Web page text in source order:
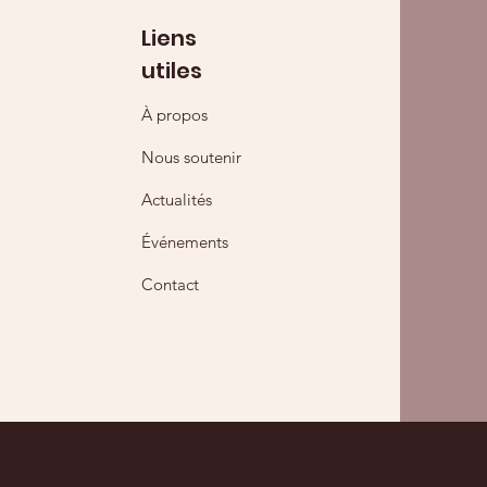
Liens
utiles
À propos
Nous soutenir
Actualités
Événements
Contact